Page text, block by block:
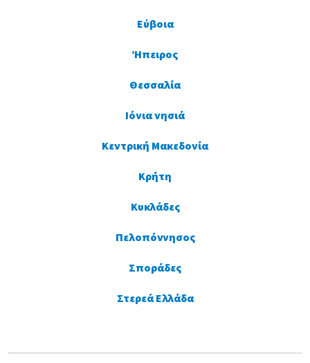
Εύβοια
Ήπειρος
Θεσσαλία
Ιόνια νησιά
Κεντρική Μακεδονία
Κρήτη
Κυκλάδες
Πελοπόννησος
Σποράδες
Στερεά Ελλάδα